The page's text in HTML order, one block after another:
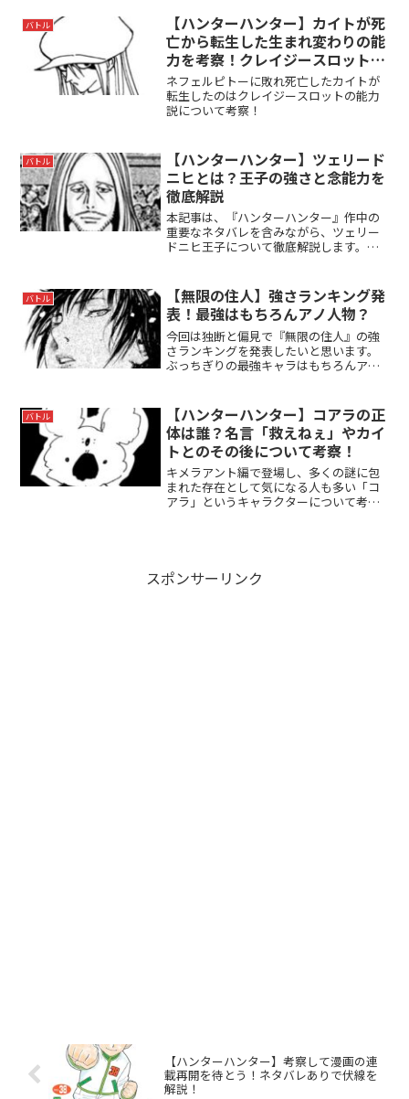
バトル
【ハンターハンター】カイトが死
亡から転生した生まれ変わりの能
力を考察！クレイジースロットが
復活させた説について
ネフェルピトーに敗れ死亡したカイトが
転生したのはクレイジースロットの能力
説について考察！
バトル
【ハンターハンター】ツェリード
ニヒとは？王子の強さと念能力を
徹底解説
本記事は、『ハンターハンター』作中の
重要なネタバレを含みながら、ツェリー
ドニヒ王子について徹底解説します。カ
ニヒの謎、強さ、念能力、物語のカギを
深く掘り下げますのでご留...
バトル
【無限の住人】強さランキング発
表！最強はもちろんアノ人物？
今回は独断と偏見で『無限の住人』の強
さランキングを発表したいと思います。
ぶっちぎりの最強キャラはもちろんアノ
好きな人かっこいい剣術が好きな人【無
限の住人】強さランキング...
バトル
【ハンターハンター】コアラの正
体は誰？名言「救えねぇ」やカイ
トとのその後について考察！
キメラアント編で登場し、多くの謎に包
まれた存在として気になる人も多い「コ
アラ」というキャラクターについて考察
スポンサーリンク
【ハンターハンター】考察して漫画の連
載再開を待とう！ネタバレありで伏線を
解説！